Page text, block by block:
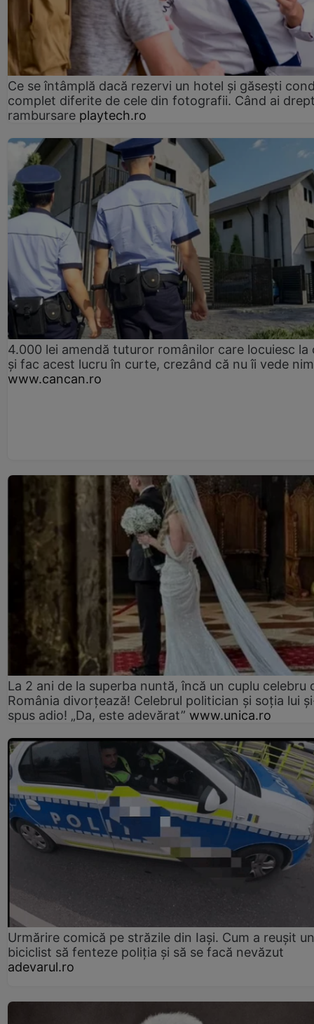
Ce se întâmplă dacă rezervi un hotel și găsești
complet diferite de cele din fotografii. Când ai
rambursare playtech.ro
4.000 lei amendă tuturor românilor care locuiesc la
și fac acest lucru în curte, crezând că nu îi vede
www.cancan.ro
La 2 ani de la superba nuntă, încă un cuplu celebru
România divorțează! Celebrul politician și soția lui
spus adio! „Da, este adevărat” www.unica.ro
Urmărire comică pe străzile din Iași. Cum a reușit un
biciclist să fenteze poliția și să se facă nevăzut
adevarul.ro